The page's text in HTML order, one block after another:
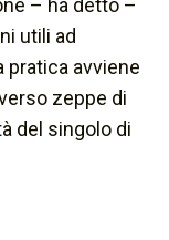
– ha detto –
utili ad
pratica avviene
zeppe di
del singolo di